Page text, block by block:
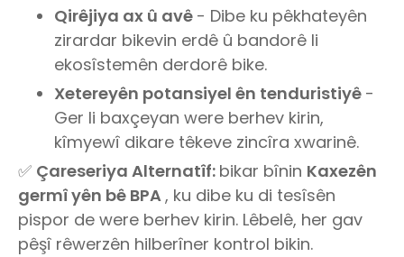
Qirêjiya ax û avê - Dibe ku pêkhateyên
zirardar bikevin erdê û bandorê li
ekosîstemên derdorê bike.
Xetereyên potansiyel ên tenduristiyê -
Ger li baxçeyan were berhev kirin,
kîmyewî dikare têkeve zincîra xwarinê.
✅ Çareseriya Alternatîf: bikar bînin Kaxezên
germî yên bê BPA, ku dibe ku di tesîsên
pispor de were berhev kirin. Lêbelê, her gav
pêşî rêwerzên hilberîner kontrol bikin.